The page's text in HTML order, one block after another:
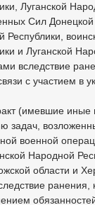
Луганской
Сил
Республики,
и Луганской
вследствие
с участием в
(имевшие иные
задач,
военной
Народной
области и
ранения,